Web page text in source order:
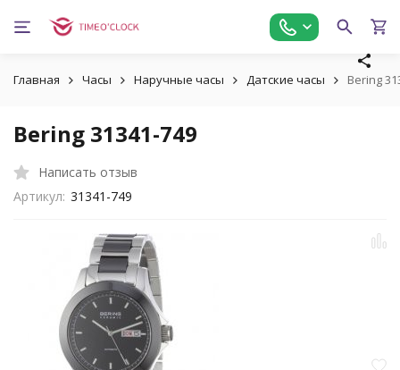
Главная Часы Наручные часы Датские часы Bering
Bering 31341-749
Написать отзыв
Артикул: 31341-749